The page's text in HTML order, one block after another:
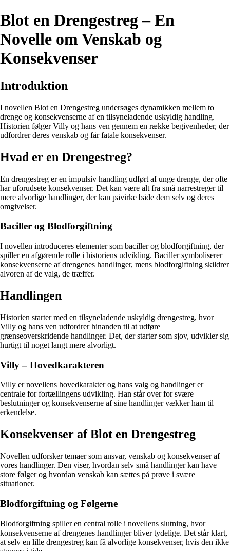
Blot en Drengestreg – En
Novelle om Venskab og
Konsekvenser
Introduktion
I novellen Blot en Drengestreg undersøges dynamikken mellem to
drenge og konsekvenserne af en tilsyneladende uskyldig handling.
Historien følger Villy og hans ven gennem en række begivenheder, der
udfordrer deres venskab og får fatale konsekvenser.
Hvad er en Drengestreg?
En drengestreg er en impulsiv handling udført af unge drenge, der ofte
har uforudsete konsekvenser. Det kan være alt fra små narrestreger til
mere alvorlige handlinger, der kan påvirke både dem selv og deres
omgivelser.
Baciller og Blodforgiftning
I novellen introduceres elementer som baciller og blodforgiftning, der
spiller en afgørende rolle i historiens udvikling. Baciller symboliserer
konsekvenserne af drengenes handlinger, mens blodforgiftning skildrer
alvoren af de valg, de træffer.
Handlingen
Historien starter med en tilsyneladende uskyldig drengestreg, hvor
Villy og hans ven udfordrer hinanden til at udføre
grænseoverskridende handlinger. Det, der starter som sjov, udvikler sig
hurtigt til noget langt mere alvorligt.
Villy – Hovedkarakteren
Villy er novellens hovedkarakter og hans valg og handlinger er
centrale for fortællingens udvikling. Han står over for svære
beslutninger og konsekvenserne af sine handlinger vækker ham til
erkendelse.
Konsekvenser af Blot en Drengestreg
Novellen udforsker temaer som ansvar, venskab og konsekvenser af
vores handlinger. Den viser, hvordan selv små handlinger kan have
store følger og hvordan venskab kan sættes på prøve i svære
situationer.
Blodforgiftning og Følgerne
Blodforgiftning spiller en central rolle i novellens slutning, hvor
konsekvenserne af drengenes handlinger bliver tydelige. Det står klart,
at selv en lille drengestreg kan få alvorlige konsekvenser, hvis den ikke